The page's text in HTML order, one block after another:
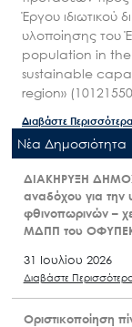
Έργου ιδιωτικού
υλοποίησης του
population in
sustainable
region»
Διαβάστε Περισσότερα
Nέα Δημοσιότητα
ΔΙΑΚΗΡΥΞΗ
αναδόχου για την
φθινοπωρινών –
ΜΔΠΠ του
31 Ιουλίου 2026
Διαβάστε
Οριστικοποίηση